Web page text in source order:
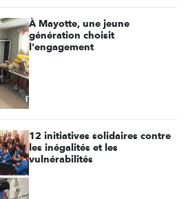
À Mayotte, une jeune
génération choisit
l'engagement
12 initiatives solidaires contre
les inégalités et les
vulnérabilités